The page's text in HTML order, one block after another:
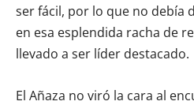
ser fácil, por lo que no debía
en esa esplendida racha de
llevado a ser líder destacado.
El Añaza no viró la cara al